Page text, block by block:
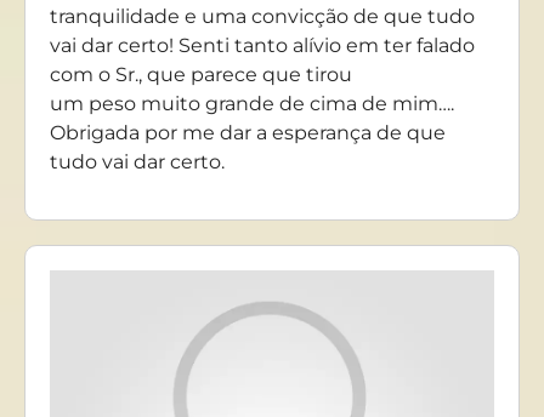
tranquilidade e uma convicção de que tudo
vai dar certo! Senti tanto alívio em ter falado
com o Sr., que parece que tirou
um peso muito grande de cima de mim….
Obrigada por me dar a esperança de que
tudo vai dar certo.